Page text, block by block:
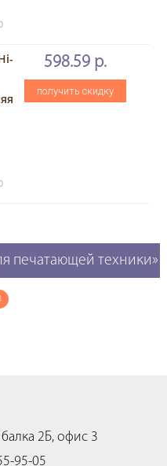
598.59 р.
получить скидку
печатающей техники»
2Б, офис 3
95-05